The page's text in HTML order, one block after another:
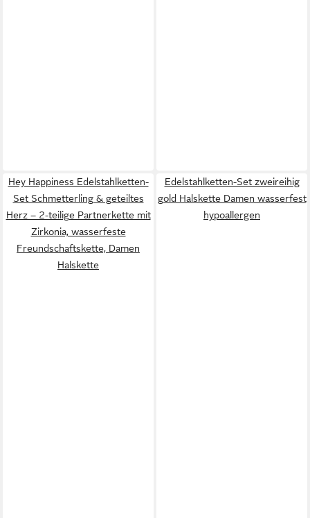
Hey Happiness Edelstahlketten-
Set Schmetterling & geteiltes
Herz – 2-teilige Partnerkette mit
Zirkonia, wasserfeste
Freundschaftskette, Damen
Halskette
Edelstahlketten-Set zweireihig
gold Halskette Damen wasserfest
hypoallergen